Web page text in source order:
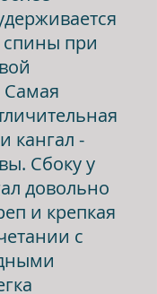
при
Самая
кангал -
Сбоку у
довольно
и крепкая
с